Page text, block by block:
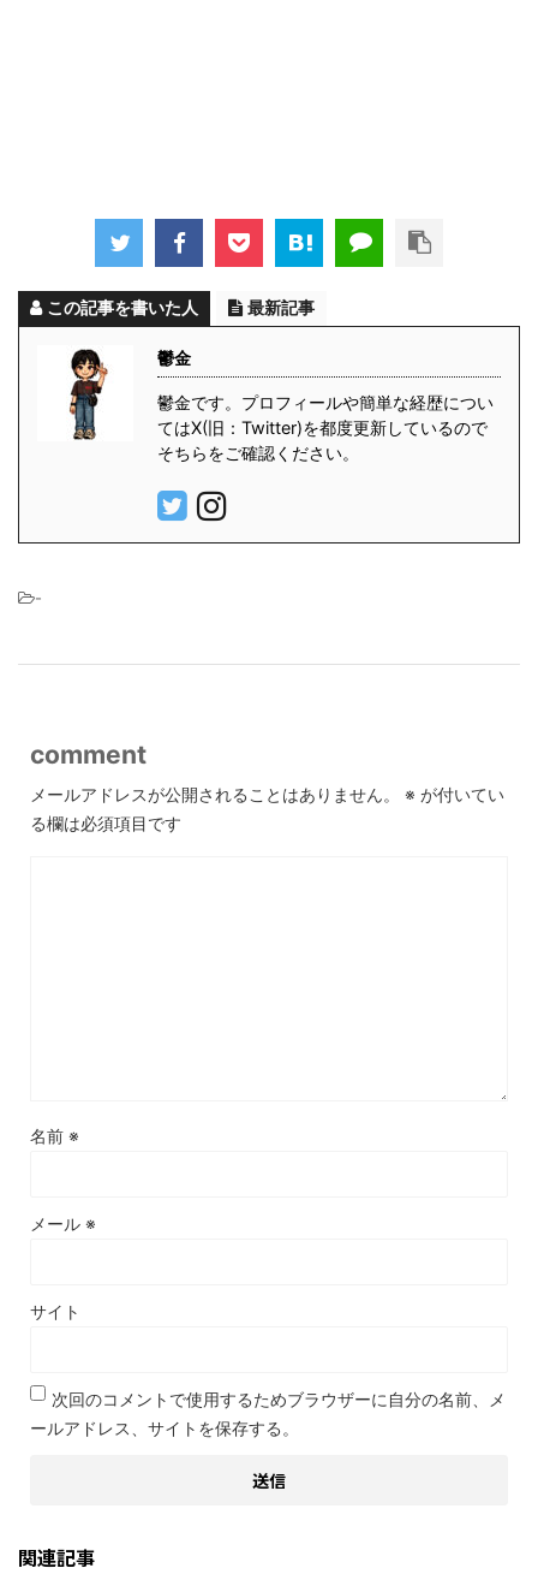
この記事を書いた人 最新記事
鬱金
鬱金です。プロフィールや簡単な経歴につい
てはX(旧：Twitter)を都度更新しているので
そちらをご確認ください。
-
comment
メールアドレスが公開されることはありません。 ※ が付いてい
る欄は必須項目です
名前 ※
メール ※
サイト
次回のコメントで使用するためブラウザーに自分の名前、メ
ールアドレス、サイトを保存する。
関連記事